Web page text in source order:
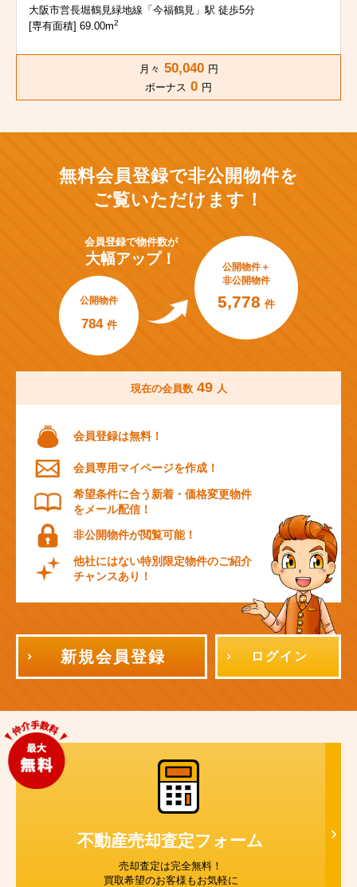
大阪市営長堀鶴見緑地線「今福鶴見」駅 徒歩5分
[専有面積] 69.00m2
月々 50,040 円
ボーナス 0 円
無料会員登録で非公開物件を
ご覧いただけます！
会員登録で物件数が
大幅アップ！
公開物件
784 件
公開物件＋
非公開物件
5,778 件
現在の会員数 49 人
会員登録は無料！
会員専用マイページを作成！
希望条件に合う新着・価格変更物件
をメール配信！
非公開物件が閲覧可能！
他社にはない特別限定物件のご紹介
チャンスあり！
新規会員登録 ログイン
不動産売却査定フォーム
売却査定は完全無料！
買取希望のお客様もお気軽に